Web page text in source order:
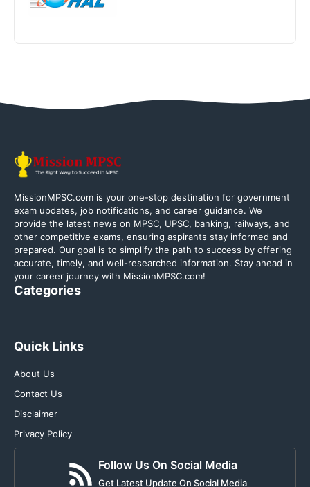
MissionMPSC.com is your one-stop destination for government
exam updates, job notifications, and career guidance. We
provide the latest news on MPSC, UPSC, banking, railways, and
other competitive exams, ensuring aspirants stay informed and
prepared. Our goal is to simplify the path to success by offering
accurate, timely, and well-researched information. Stay ahead in
your career journey with MissionMPSC.com!
Categories
Quick Links
About Us
Contact Us
Disclaimer
Privacy Policy
Follow Us On Social Media
Get Latest Update On Social Media